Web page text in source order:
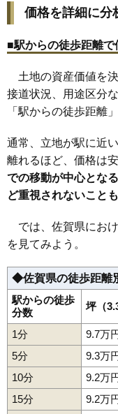
16 大町町
17 白石町
19 玄海町
20 武雄市
価格を詳細に分
■駅からの徒歩距離で
土地の資産価値を決
接道状況、用途区分
「駅からの徒歩距離」
通常、立地が駅に近
離れるほど、価格は安
での移動が中心とな
ど重視されないことも
では、佐賀県にお
を見てみよう。
◆佐賀県の徒歩距離
駅からの徒歩
分数
坪（
1分
9.7万
5分
9.3万
10分
9.2万
15分
9.2万